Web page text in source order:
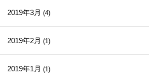
2019年3月 (4)
2019年2月 (1)
2019年1月 (1)